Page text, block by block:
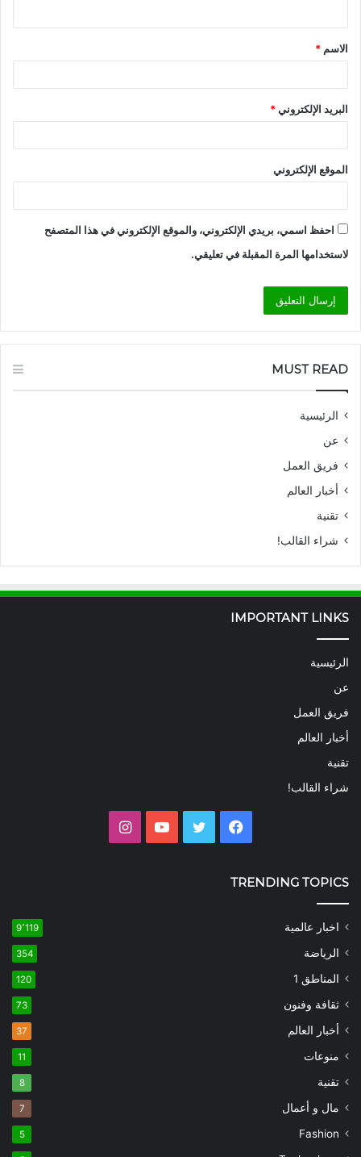
ق
*
الاسم *
البريد الإلكتروني*
الموقع الإلكتروني
احفظ اسمي، بريدي الإلكتروني، والموقع الإلكتروني في هذا المتصفح
لاستخدامها المرة المقبلة في تعليقي.
MUST READ
الرئيسية
عن
فريق العمل
أخبار العالم
تقنية
شراء القالب!
IMPORTANT LINKS
الرئيسية
عن
فريق العمل
أخبار العالم
تقنية
شراء القالب!
فيسبوك تويتر يوتيوب
TRENDING TOPICS
اخبار عالمية 9٬119
الرياضة 354
المناطق 1 120
ثقافة وفنون 73
أخبار العالم 37
منوعات 11
تقنية 8
مال و أعمال 7
Fashion
5